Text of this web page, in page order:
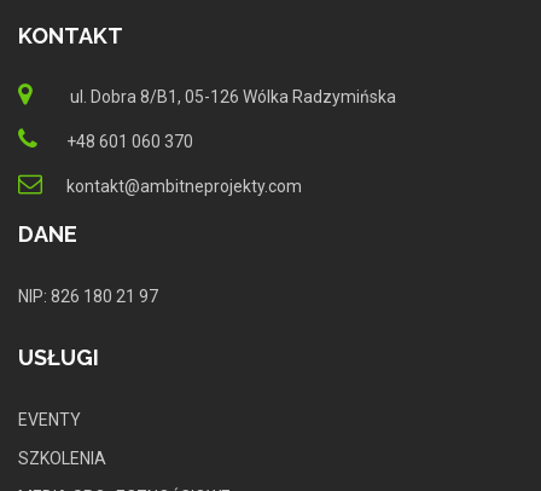
KONTAKT
ul. Dobra 8/B1, 05-126 Wólka Radzymińska
+48 601 060 370
kontakt@ambitneprojekty.com
DANE
NIP: 826 180 21 97
USŁUGI
EVENTY
SZKOLENIA